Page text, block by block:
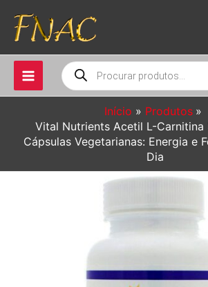
para
conteúdo
Pesquisar
produtos
Início
Produtos
Vital Nutrients Acetil L-Carnitina
Cápsulas Vegetarianas: Energia e
Dia